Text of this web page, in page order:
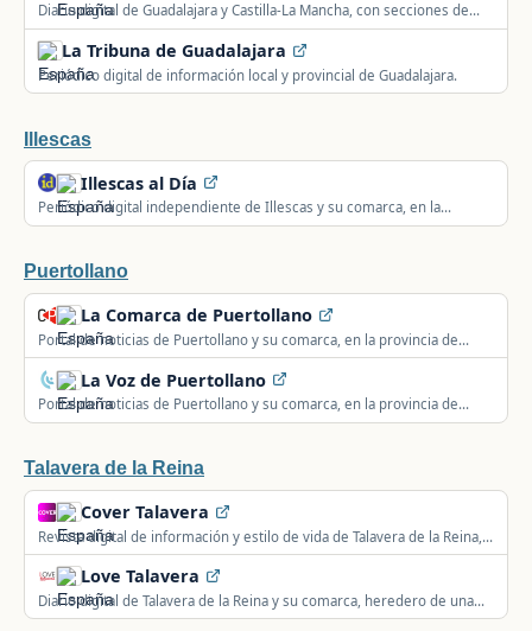
Diario digital de Guadalajara y Castilla-La Mancha, con secciones de
opinión, deportes, cultura y tecnología.
La Tribuna de Guadalajara
Periódico digital de información local y provincial de Guadalajara.
Illescas
Illescas al Día
Periódico digital independiente de Illescas y su comarca, en la
provincia de Toledo, en activo desde 2013.
Puertollano
La Comarca de Puertollano
Portal de noticias de Puertollano y su comarca, en la provincia de
Ciudad Real.
La Voz de Puertollano
Portal de noticias de Puertollano y su comarca, en la provincia de
Ciudad Real, vinculado a la emisora COPE Puertollano.
Talavera de la Reina
Cover Talavera
Revista digital de información y estilo de vida de Talavera de la Reina,
con secciones de gastronomía, ocio y cultura.
Love Talavera
Diario digital de Talavera de la Reina y su comarca, heredero de una
publicación impresa, con secciones de política, sociedad, cultura y